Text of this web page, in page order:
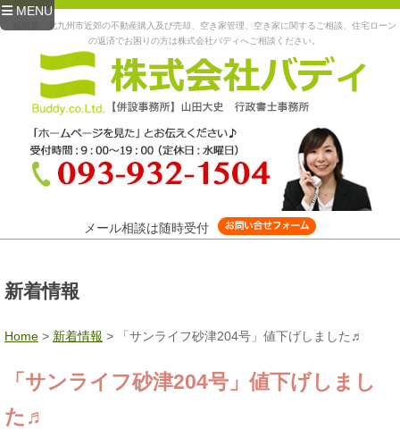
MENU
福岡県、北九州市近郊の不動産購入及び売却、空き家管理、空き家に関するご相談、住宅ローン
の返済でお困りの方は株式会社バディへご相談ください。
メール相談は随時受付
新着情報
Home > 新着情報 > 「サンライフ砂津204号」値下げしました♬
「サンライフ砂津204号」値下げしまし
た♬